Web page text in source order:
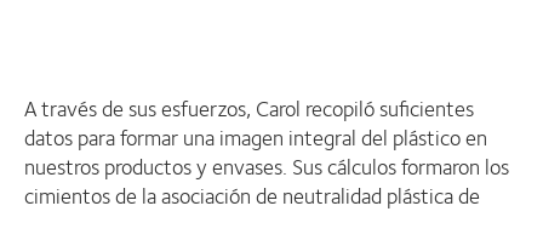
A través de sus esfuerzos, Carol recopiló suficientes
datos para formar una imagen integral del plástico en
nuestros productos y envases. Sus cálculos formaron los
cimientos de la asociación de neutralidad plástica de